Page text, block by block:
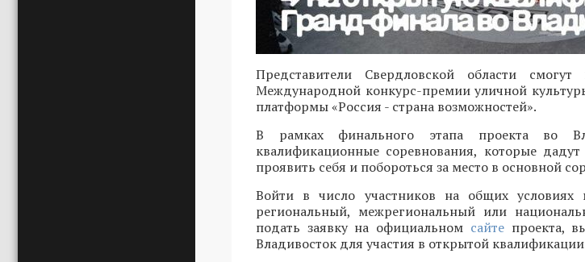
Представители Свердловской области
Международной конкурс-премии уличной
платформы «Россия - страна возможностей».
В рамках финального этапа проекта во
квалификационные соревнования, которые
проявить себя и побороться за место в основной
Войти в число участников на общих
региональный, межрегиональный или
подать заявку на официальном сайтепроекта,
Владивосток для участия в открытой